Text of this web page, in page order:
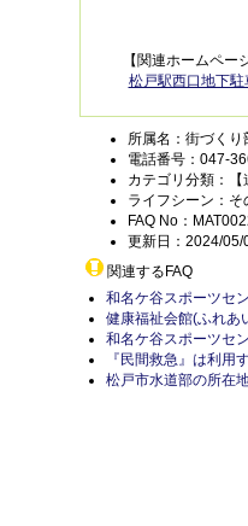
【関連ホームページ
松戸駅西口地下駐
所属名：街づくり
電話番号：047-
カテゴリ分類：
ライフシーン：そ
FAQ No：
更新日：2024/05/
関連するFAQ
和名ケ谷スポーツセ
健康福祉会館(ふれあ
和名ケ谷スポーツセ
『民間救急』は利用
松戸市水道部の所在